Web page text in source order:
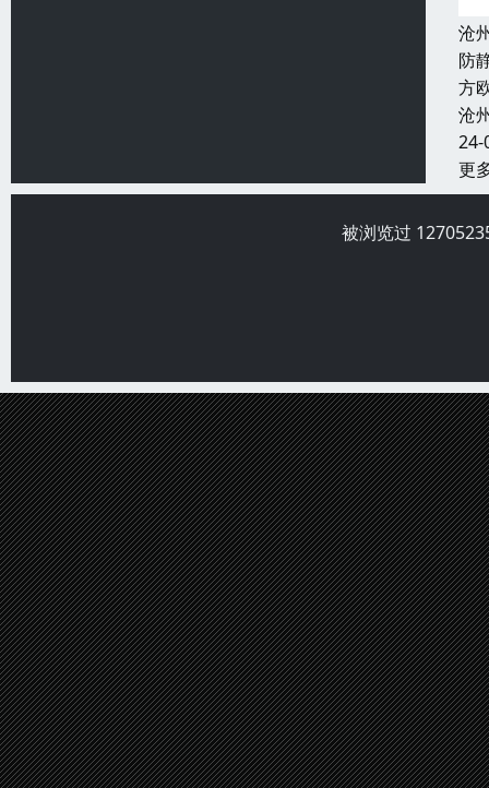
沧
防
方
沧
24-
更
被浏览过